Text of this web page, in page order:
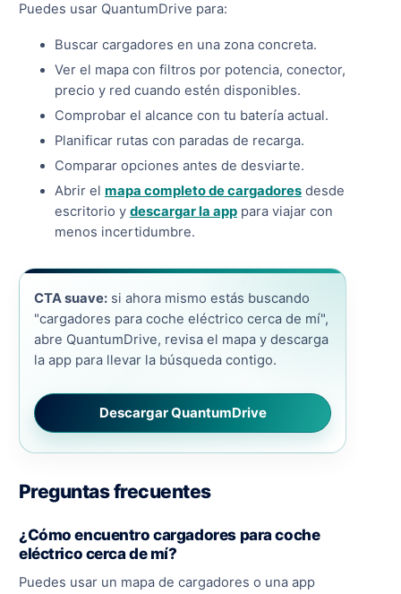
Puedes usar QuantumDrive para:
Buscar cargadores en una zona concreta.
Ver el mapa con filtros por potencia, conector,
precio y red cuando estén disponibles.
Comprobar el alcance con tu batería actual.
Planificar rutas con paradas de recarga.
Comparar opciones antes de desviarte.
Abrir el mapa completo de cargadores desde
escritorio y descargar la app para viajar con
menos incertidumbre.
CTA suave: si ahora mismo estás buscando
"cargadores para coche eléctrico cerca de mí",
abre QuantumDrive, revisa el mapa y descarga
la app para llevar la búsqueda contigo.
Descargar QuantumDrive
Preguntas frecuentes
¿Cómo encuentro cargadores para coche
eléctrico cerca de mí?
Puedes usar un mapa de cargadores o una app